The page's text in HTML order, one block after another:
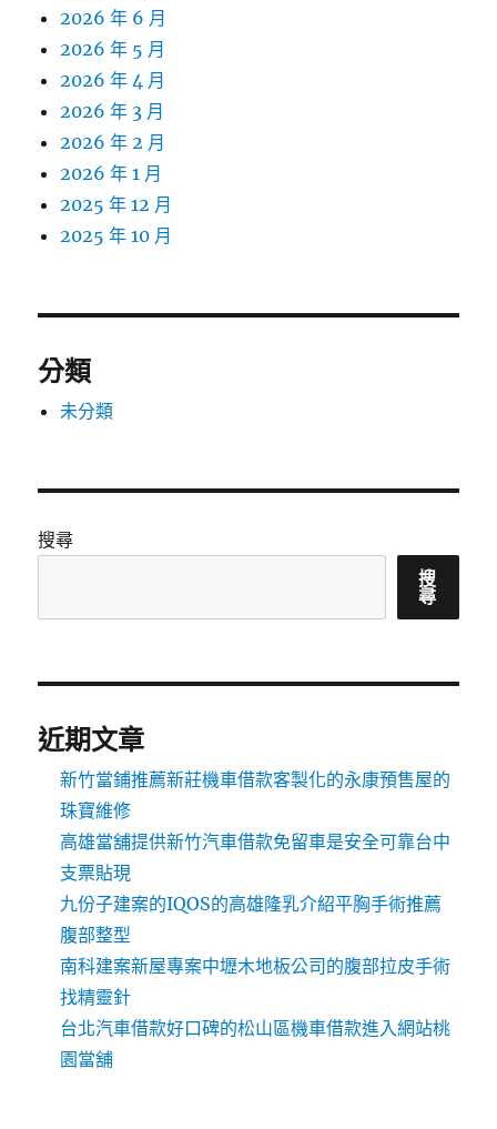
2026 年 6 月
2026 年 5 月
2026 年 4 月
2026 年 3 月
2026 年 2 月
2026 年 1 月
2025 年 12 月
2025 年 10 月
分類
未分類
搜尋
搜
尋
近期文章
新竹當鋪推薦新莊機車借款客製化的永康預售屋的
珠寶維修
高雄當舖提供新竹汽車借款免留車是安全可靠台中
支票貼現
九份子建案的IQOS的高雄隆乳介紹平胸手術推薦
腹部整型
南科建案新屋專案中壢木地板公司的腹部拉皮手術
找精靈針
台北汽車借款好口碑的松山區機車借款進入網站桃
園當舖